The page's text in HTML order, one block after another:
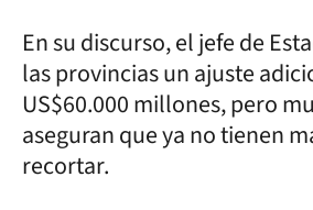
En su discurso, el jefe de
las provincias un ajuste
US$60.000 millones, pero
aseguran que ya no tienen
recortar.